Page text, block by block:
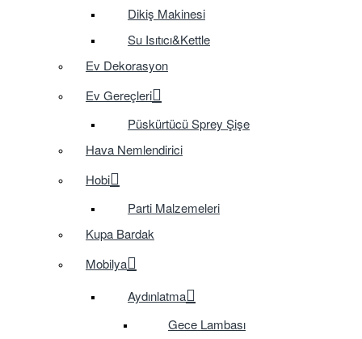
Dikiş Makinesi
Su Isıtıcı&Kettle
Ev Dekorasyon
Ev Gereçleri
Püskürtücü Sprey Şişe
Hava Nemlendirici
Hobi
Parti Malzemeleri
Kupa Bardak
Mobilya
Aydınlatma
Gece Lambası